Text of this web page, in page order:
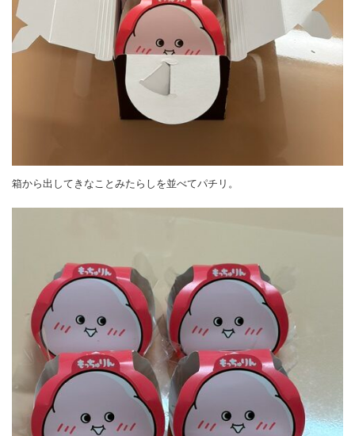
箱から出してきなことみたらしを並べてパチリ。